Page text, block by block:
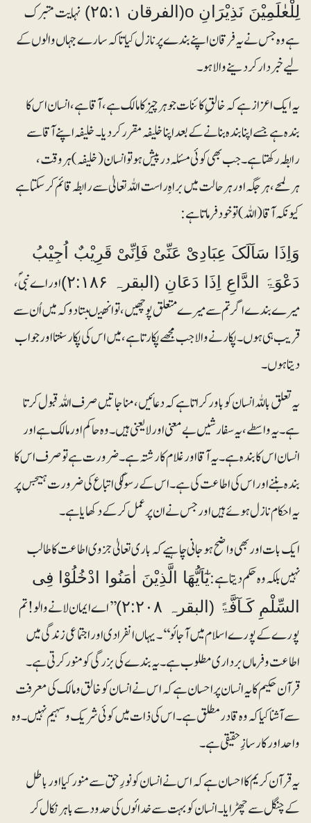
لِلْعٰلَمِیْنَ نَذِیْرَانِ o(الفرقان ۲۵:۱)
نہایت متبرک
ہے وہ جس نے یہ فرقان اپنے بندے پر نازل کیا تاکہ سارے جہاں والوں کے
لیے خبر دار کر دینے والا ہو۔
یہ ایک اعزاز ہے کہ خالقِ کائنات جو ہر چیز کا مالک ہے، آقا ہے، انسان اس کا
بندہ ہے جسے اپنا بندہ بنانے کے بعد اپنا خلیفہ مقرر کر دیا۔ خلیفہ اپنے آقا سے
رابطہ رکھتا ہے۔ جب بھی کوئی مسئلہ درپیش ہو تو انسان (خلیفہ) ہروقت،
ہرلمحے، ہرجگہ اور ہرحالت میں براہِ راست اللہ تعالیٰ سے رابطہ قائم کرسکتا ہے
کیونکہ آقا (اللہ) تو خود فرماتا ہے:
وَاِذَا سَاَلَکَ عِبَادِیْ عَنِّیْ فَاِنِّیْ قَرِیْبٌ اُجِیْبُ
دَعْوَۃَ الدَّاعِ اِذَا دَعَانِ (البقرہ ۲:۱۸۶)
اور اے نبیؐ ،
میرے بندے اگر تم سے میرے متعلق پوچھیں ، توانھیںبتا دو کہ میں اُن سے
قریب ہی ہوں۔ پکارنے والا جب مجھے پکارتا ہے، میں اس کی پکار سنتا اور جواب
دیتا ہوں۔
یہ تعلق باللہ انسان کو باور کراتا ہے کہ دعائیں، مناجاتیں صرف اللہ قبول کرتا
ہے۔ یہ واسطے، یہ سفارشیں بے معنی اور لایعنی ہیں۔ وہ حاکم اور مالک ہے اور
انسان اس کا بندہ ہے۔ یہ آقا اور غلام کا رشتہ ہے۔ ضرورت ہے تو صرف اس کا
بندہ بننے اور اس کی اطاعت کی ہے۔ اس کے رسولؐکی اتباع کی ضرورت ہیجس پر
یہ احکام نازل ہوئے ہیں اور جس نے ان پر عمل کرکے دکھایا ہے۔
ایک بات اور بھی واضح ہوجانی چاہیے کہ باری تعالیٰ جزوی اطاعت کا طالب
نہیں بلکہ وہ حکم دیتا ہے:یٰٓاَیُّھَا الَّذِیْنَ اٰمَنُوا ادْخُلُوْا فِی
السِّلْمِ کَـآفَّۃً (البقرہ ۲:۲۰۸)
’’اے ایمان لانے والو! تم
پورے کے پورے اسلام میں آجائو‘‘۔ یہاں انفرادی اور اجتماعی زندگی میں
اطاعت و فرماں برداری مطلوب ہے۔ یہ بندے کی بزرگی کو منور کرتی ہے۔
قرآن حکیم کا یہ انسان پر احسان ہے کہ اس نے انسان کو خالق و مالک کی معرفت
سے آشنا کیا کہ وہ قادر مطلق ہے۔ اس کی ذات میں کوئی شریک و سہیم نہیں۔ وہ
واحد اور کارسازِ حقیقی ہے۔
یہ قرآن کریم کا احسان ہے کہ اس نے انسان کو نورِ حق سے منور کیا اور باطل
کے چنگل سے چھڑایا۔ انسان کو بہت سے خدائوں کی حدود سے باہر نکال کر